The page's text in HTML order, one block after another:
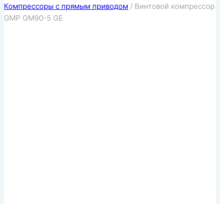
Компрессоры с прямым приводом / Винтовой компрессор
GMP GM90-5 GE